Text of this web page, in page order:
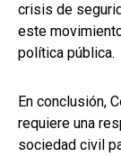
crisis de
este
política pública.
En conclusión,
requiere una
sociedad civil